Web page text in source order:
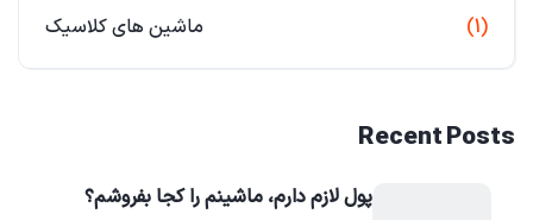
ماشین های کلاسیک (1)
Recent Posts
پول لازم دارم، ماشینم را کجا بفروشم؟